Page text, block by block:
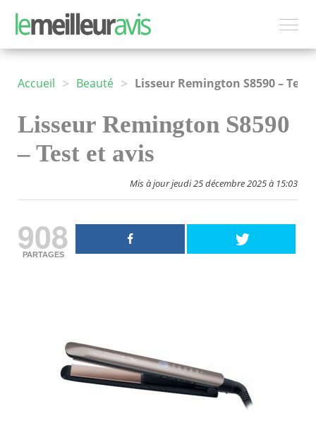
Accueil > Beauté >
Lisseur Remington S8590
– Test et avis
Mis à jour jeudi 25 décembre 2025 à 15:03
908
PARTAGES